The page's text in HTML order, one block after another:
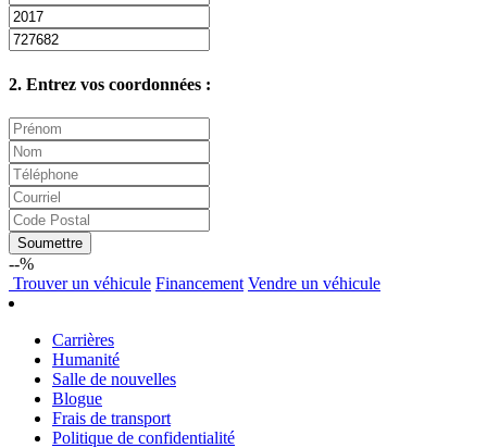
2. Entrez vos coordonnées :
Soumettre
--%
Trouverun véhicule Financement Vendre un véhicule
Carrières
Humanité
Salle de nouvelles
Blogue
Frais de transport
Politique de confidentialité